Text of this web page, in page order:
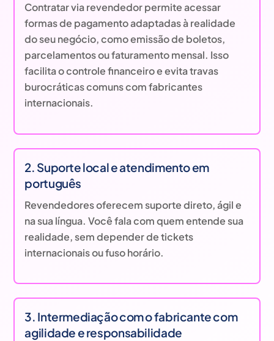
Contratar via revendedor permite acessar
formas de pagamento adaptadas à realidade
do seu negócio, como emissão de boletos,
parcelamentos ou faturamento mensal. Isso
facilita o controle financeiro e evita travas
burocráticas comuns com fabricantes
internacionais.
2. Suporte local e atendimento em
português
Revendedores oferecem suporte direto, ágil e
na sua língua. Você fala com quem entende sua
realidade, sem depender de tickets
internacionais ou fuso horário.
3. Intermediação com o fabricante com
agilidade e responsabilidade